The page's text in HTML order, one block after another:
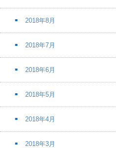
2018年8月
2018年7月
2018年6月
2018年5月
2018年4月
2018年3月